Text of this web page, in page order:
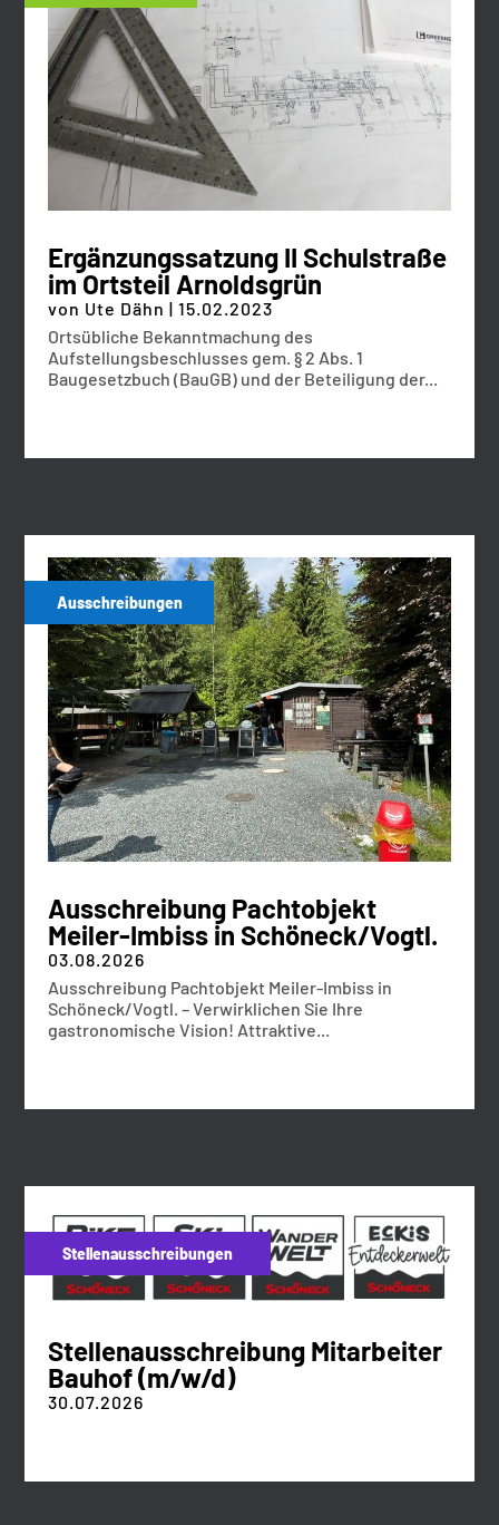
Ergänzungssatzung II Schulstraße
im Ortsteil Arnoldsgrün
von Ute Dähn | 15.02.2023
Ortsübliche Bekanntmachung des
Aufstellungsbeschlusses gem. § 2 Abs. 1
Baugesetzbuch (BauGB) und der Beteiligung der...
Ausschreibungen
Ausschreibung Pachtobjekt
Meiler-Imbiss in Schöneck/Vogtl.
03.08.2026
Ausschreibung Pachtobjekt Meiler-Imbiss in
Schöneck/Vogtl. – Verwirklichen Sie Ihre
gastronomische Vision! Attraktive...
Stellenausschreibungen
Stellenausschreibung Mitarbeiter
Bauhof (m/w/d)
30.07.2026